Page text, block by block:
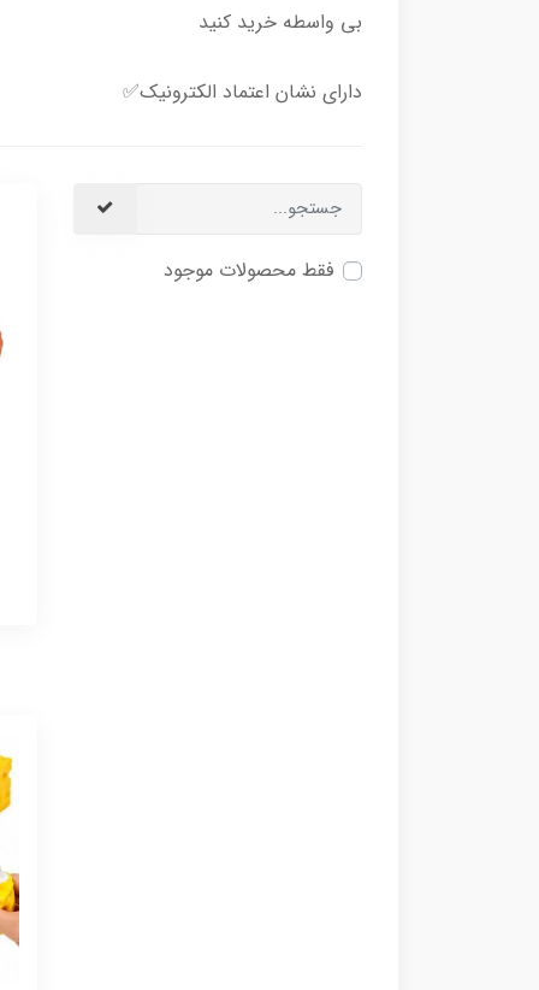
بی واسطه خرید کنید
دارای نشان اعتماد الکترونیک✅
فقط محصولات موجود